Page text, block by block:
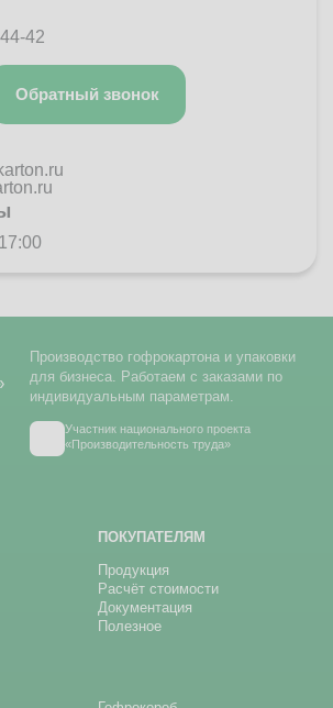
42
Обратный звонок
Производство гофрокартона и упаковки
для бизнеса. Работаем с заказами по
индивидуальным параметрам.
Участник национального проекта
«Производительность труда»
ПОКУПАТЕЛЯМ
Продукция
Расчёт стоимости
Документация
Полезное